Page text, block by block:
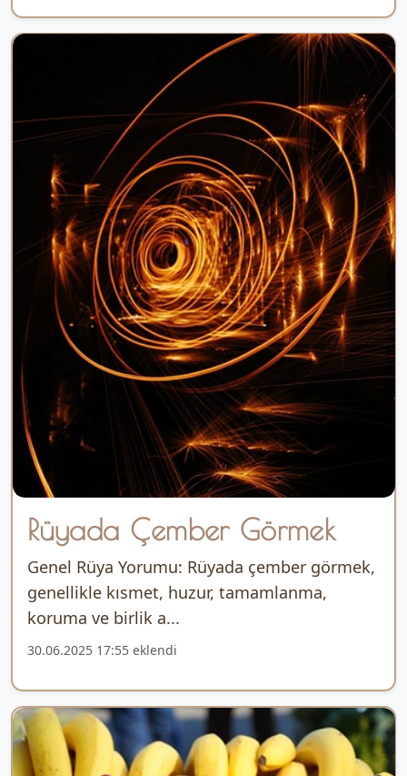
Rüyada Çember Görmek
Genel Rüya Yorumu: Rüyada çember görmek,
genellikle kısmet, huzur, tamamlanma,
koruma ve birlik a...
30.06.2025 17:55 eklendi